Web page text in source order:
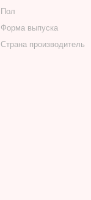
Пол
Форма выпуска
Страна производитель